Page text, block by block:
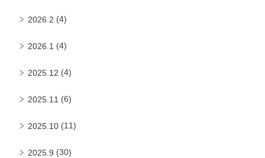
2026.2 (4)
2026.1 (4)
2025.12 (4)
2025.11 (6)
2025.10 (11)
2025.9 (30)